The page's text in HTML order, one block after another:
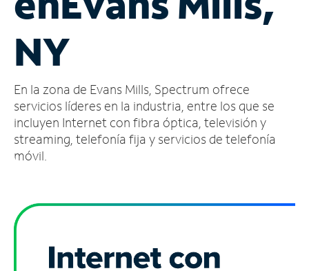
cuenta
Encuentra
tienda
NY
En la zona de Evans Mills, Spectrum ofrece
servicios líderes en la industria, entre los que se
incluyen Internet con fibra óptica, televisión y
streaming, telefonía fija y servicios de telefonía
móvil.